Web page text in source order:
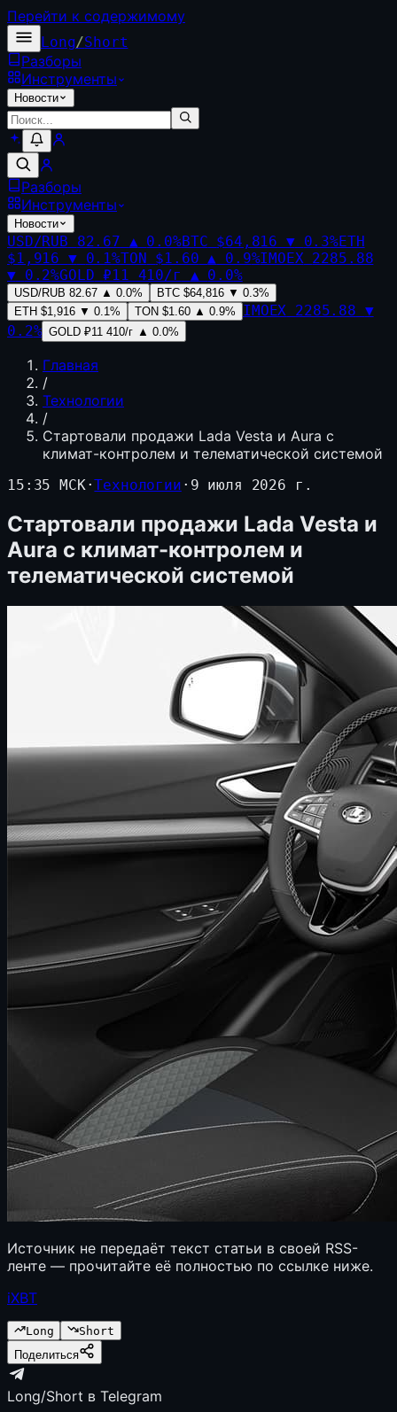
Перейти к содержимому
Long/Short
Разборы
Инструменты
Новости
Разборы
Инструменты
Новости
USD/RUB 82.67 ▲ 0.0%BTC $64,816 ▼ 0.3%ETH
$1,916 ▼ 0.1%TON $1.60 ▲ 0.9%IMOEX 2285.88
▼ 0.2%GOLD ₽11 410/г ▲ 0.0%
USD/RUB 82.67 ▲ 0.0% BTC $64,816 ▼ 0.3%
ETH $1,916 ▼ 0.1% TON $1.60 ▲ 0.9% IMOEX 2285.88 ▼
0.2% GOLD ₽11 410/г ▲ 0.0%
Главная
/
Технологии
/
Стартовали продажи Lada Vesta и Aura с
климат-контролем и телематической системой
15:35 МСК·Технологии · 9 июля 2026 г.
Стартовали продажи Lada Vesta и
Aura с климат-контролем и
телематической системой
Источник не передаёт текст статьи в своей RSS-
ленте — прочитайте её полностью по ссылке ниже.
iXBT
Long
Short
Поделиться
Long/Short в Telegram